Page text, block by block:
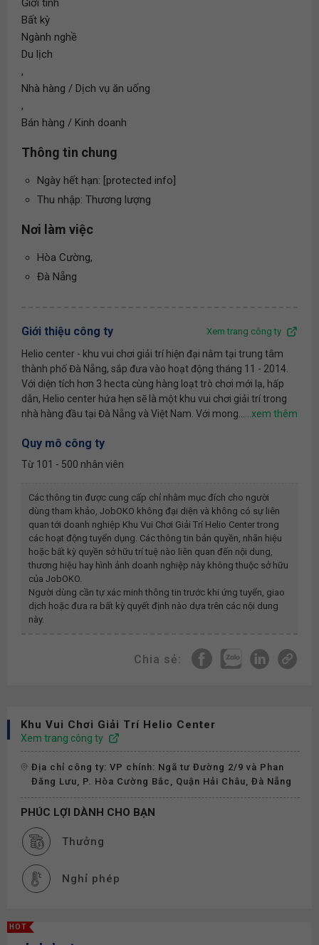
Giới tính
Bất kỳ
Ngành nghề
Du lịch
,
Nhà hàng / Dịch vụ ăn uống
,
Bán hàng / Kinh doanh
Thông tin chung
Ngày hết hạn: [protected info]
Thu nhập: Thương lượng
Nơi làm việc
Hòa Cường,
Đà Nẵng
Giới thiệu công ty Xem trang công ty
Helio center - khu vui chơi giải trí hiện đại nằm tại trung tâm
thành phố Đà Nẵng, sắp đưa vào hoạt động tháng 11 - 2014.
Với diện tích hơn 3 hecta cùng hàng loạt trò chơi mới lạ, hấp
dẫn, Helio center hứa hẹn sẽ là một khu vui chơi giải trí trong
nhà hàng đầu tại Đà Nẵng và Việt Nam. Với mong...
Quy mô công ty
Từ 101 - 500 nhân viên
Các thông tin được cung cấp chỉ nhằm mục đích cho người
dùng tham khảo, JobOKO không đại diện và không có sự liên
quan tới doanh nghiệp Khu Vui Chơi Giải Trí Helio Centertrong
các hoạt động tuyển dụng. Các thông tin bản quyền, nhãn hiệu
hoặc bất kỳ quyền sở hữu trí tuệ nào liên quan đến nội dung,
thương hiệu hay hình ảnh doanh nghiệp này không thuộc sở hữu
của JobOKO.
Người dùng cần tự xác minh thông tin trước khi ứng tuyển, giao
dịch hoặc đưa ra bất kỳ quyết định nào dựa trên các nội dung
này.
Chia sẻ:
Khu Vui Chơi Giải Trí Helio Center
Xem trang công ty
Địa chỉ công ty: VP chính: Ngã tư Đường 2/9 và Phan
Đăng Lưu, P. Hòa Cường Bắc, Quận Hải Châu, Đà Nẵng
PHÚC LỢI DÀNH CHO BẠN
Thưởng
Nghỉ phép
HOT